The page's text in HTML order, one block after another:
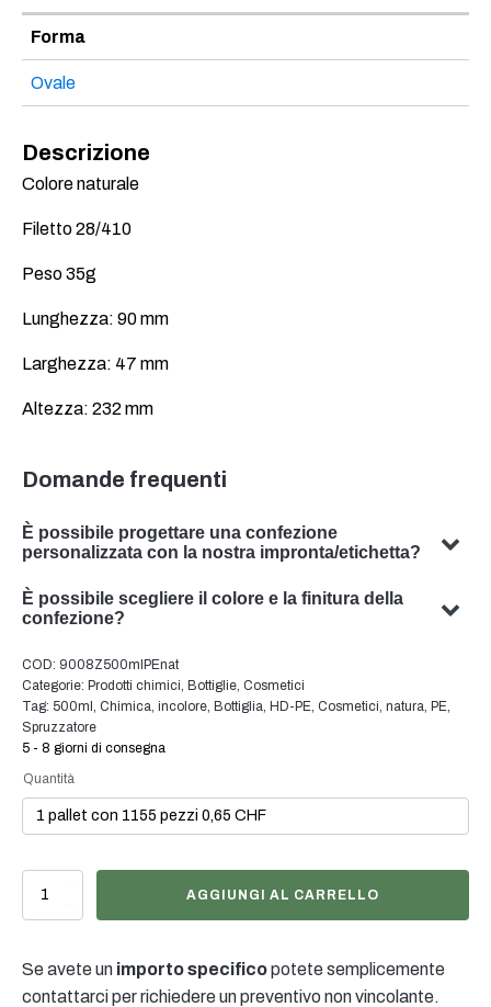
Forma
Ovale
Descrizione
Colore naturale
Filetto 28/410
Peso 35g
Lunghezza: 90 mm
Larghezza: 47 mm
Altezza: 232 mm
Domande frequenti
È possibile progettare una confezione
personalizzata con la nostra impronta/etichetta?
vostro soggetto. Il nostro team è specializzato nello
soddisfare le vostre esigenze specifiche.
È possibile scegliere il colore e la finitura della
confezione?
dell'imballaggio. Il nostro team sarà lieto di consigliarvi il
colore e la finitura ottimali per l'imballaggio del vostro
prodotto.
COD: 9008Z500mlPEnat
Categorie: Prodotti chimici, Bottiglie, Cosmetici
Tag: 500ml, Chimica, incolore, Bottiglia, HD-PE, Cosmetici, natura, PE,
Spruzzatore
5 - 8 giorni di consegna
Quantità
500ml
natur
quantità
AGGIUNGI AL CARRELLO
Se avete un importo specificopotete semplicemente
contattarci per richiedere un preventivo non vincolante.